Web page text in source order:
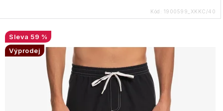
Kód: 1900599_XKKC/40
59 %
Výprodej